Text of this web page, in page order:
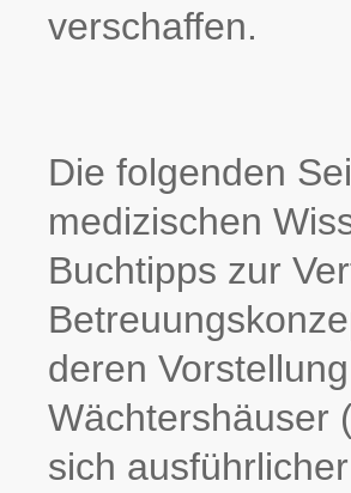
verschaffen.
Die folgenden
medizischen
Buchtipps zur
deren
Wächtershäuser
sich